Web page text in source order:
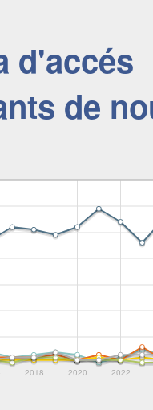
d'accés
de
2018 2020 2022